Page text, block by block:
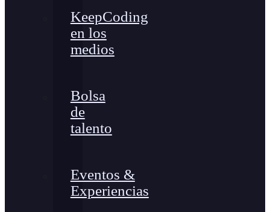
KeepCoding
en los
medios
Bolsa
de
talento
Eventos &
Experiencias